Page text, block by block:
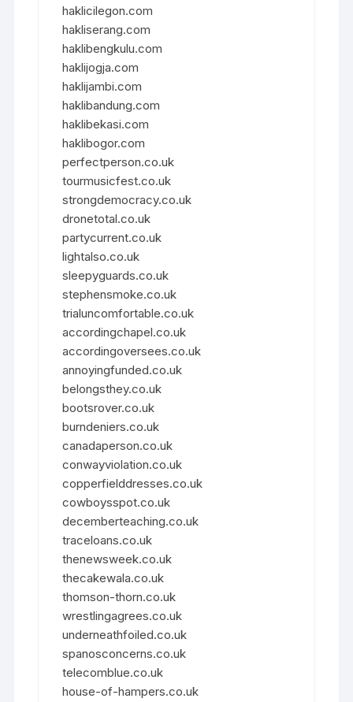
haklicilegon.com
hakliserang.com
haklibengkulu.com
haklijogja.com
haklijambi.com
haklibandung.com
haklibekasi.com
haklibogor.com
perfectperson.co.uk
tourmusicfest.co.uk
strongdemocracy.co.uk
dronetotal.co.uk
partycurrent.co.uk
lightalso.co.uk
sleepyguards.co.uk
stephensmoke.co.uk
trialuncomfortable.co.uk
accordingchapel.co.uk
accordingoversees.co.uk
annoyingfunded.co.uk
belongsthey.co.uk
bootsrover.co.uk
burndeniers.co.uk
canadaperson.co.uk
conwayviolation.co.uk
copperfielddresses.co.uk
cowboysspot.co.uk
decemberteaching.co.uk
traceloans.co.uk
thenewsweek.co.uk
thecakewala.co.uk
thomson-thorn.co.uk
wrestlingagrees.co.uk
underneathfoiled.co.uk
spanosconcerns.co.uk
telecomblue.co.uk
house-of-hampers.co.uk